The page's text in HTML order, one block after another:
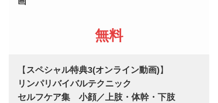
無料
【 スペシャル特典3(オンライン動画) 】
リンパリバイバルテクニック
セルフケア集
小顔／上肢・体幹・下肢